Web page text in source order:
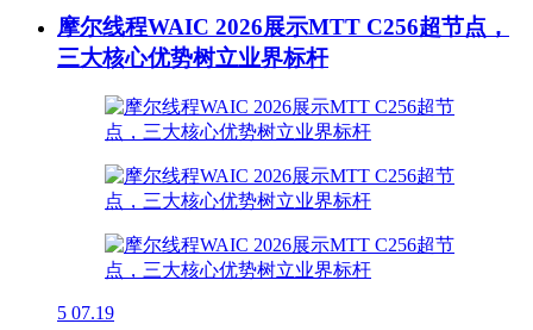
摩尔线程WAIC 2026展示MTT C256超节点，
三大核心优势树立业界标杆
5 07.19